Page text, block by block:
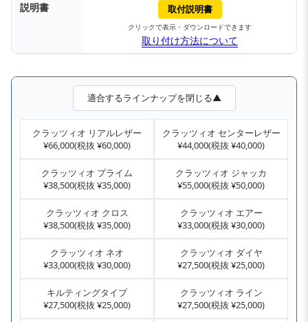
説明書
取付説明書
クリックで表示・ダウンロードできます
取り付け方法について
適合するラインナップを閉じる▲
クラッツィオ リアルレザー
¥66,000(税抜 ¥60,000)
クラッツィオ センターレザー
¥44,000(税抜 ¥40,000)
クラッツィオ プライム
¥38,500(税抜 ¥35,000)
クラッツィオ ジャッカ
¥55,000(税抜 ¥50,000)
クラッツィオ クロス
¥38,500(税抜 ¥35,000)
クラッツィオ エアー
¥33,000(税抜 ¥30,000)
クラッツィオ ネオ
¥33,000(税抜 ¥30,000)
クラッツィオ ダイヤ
¥27,500(税抜 ¥25,000)
キルティングタイプ
¥27,500(税抜 ¥25,000)
クラッツィオ ライン
¥27,500(税抜 ¥25,000)